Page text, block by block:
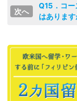
Q15．コ
はあります